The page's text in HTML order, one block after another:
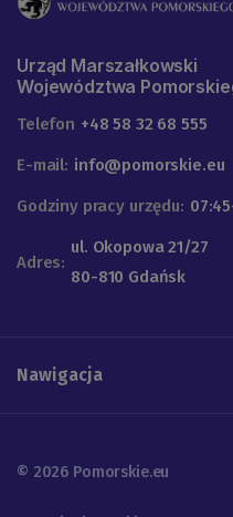
Urząd Marszałkowski
Województwa
Telefon +48 58 32 68 555
E-mail: info@pomorskie.eu
Godziny pracy urzędu:
Adres:
ul. Okopowa 21/27
80-810 Gdańsk
Nawigacja
© 2026 Pomorskie.eu